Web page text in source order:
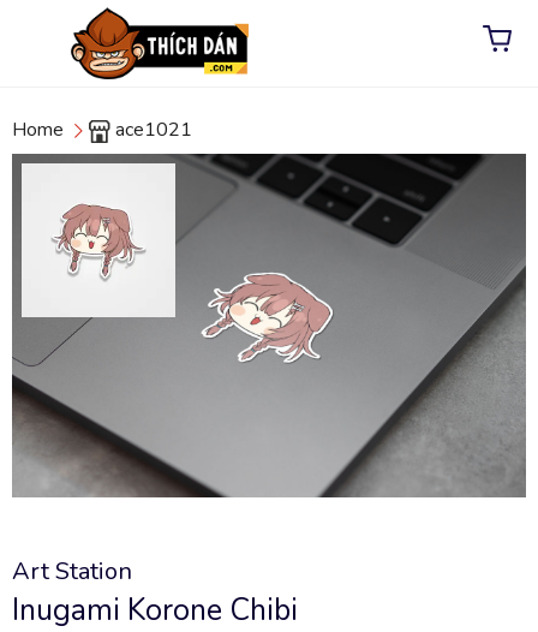
Home ace1021
Art Station
Inugami Korone Chibi